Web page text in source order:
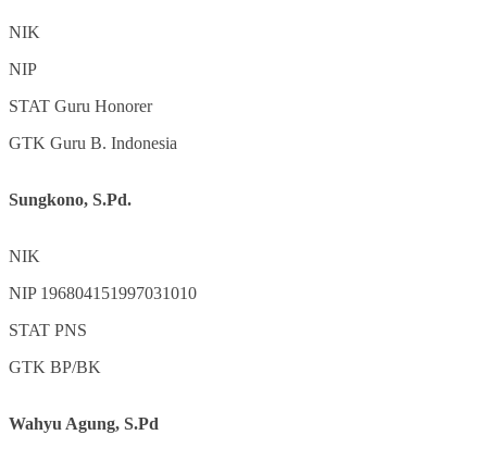
NIK
NIP
STAT Guru Honorer
GTK Guru B. Indonesia
Sungkono, S.Pd.
NIK
NIP 196804151997031010
STAT PNS
GTK BP/BK
Wahyu Agung, S.Pd